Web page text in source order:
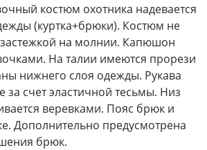
костюм охотника надевается
(куртка+брюки). Костюм не
на молнии. Капюшон
На талии имеются прорези
нижнего слоя одежды. Рукава
за счет эластичной тесьмы. Низ
веревками. Пояс брюк и
Дополнительно предусмотрена
брюк.